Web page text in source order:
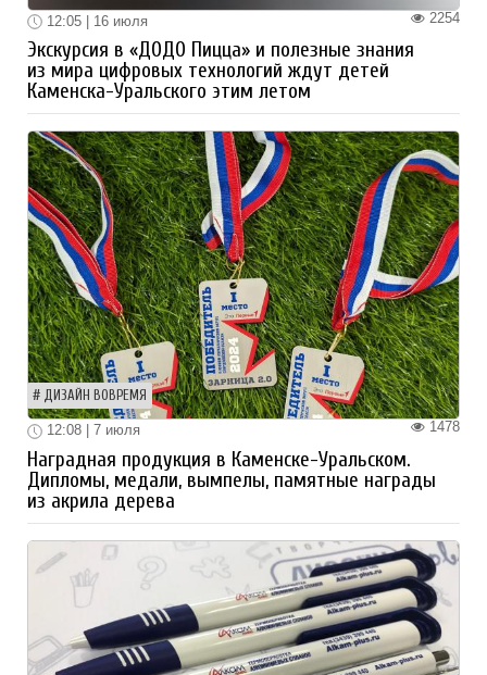
2254
12:05 | 16 июля
Экскурсия в «ДОДО Пицца» и полезные знания
из мира цифровых технологий ждут детей
Каменска-Уральского этим летом
ДИЗАЙН ВОВРЕМЯ
1478
12:08 | 7 июля
Наградная продукция в Каменске-Уральском.
Дипломы, медали, вымпелы, памятные награды
из акрила дерева